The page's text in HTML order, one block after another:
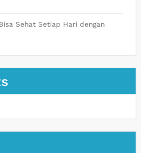
Sehat Setiap Hari dengan